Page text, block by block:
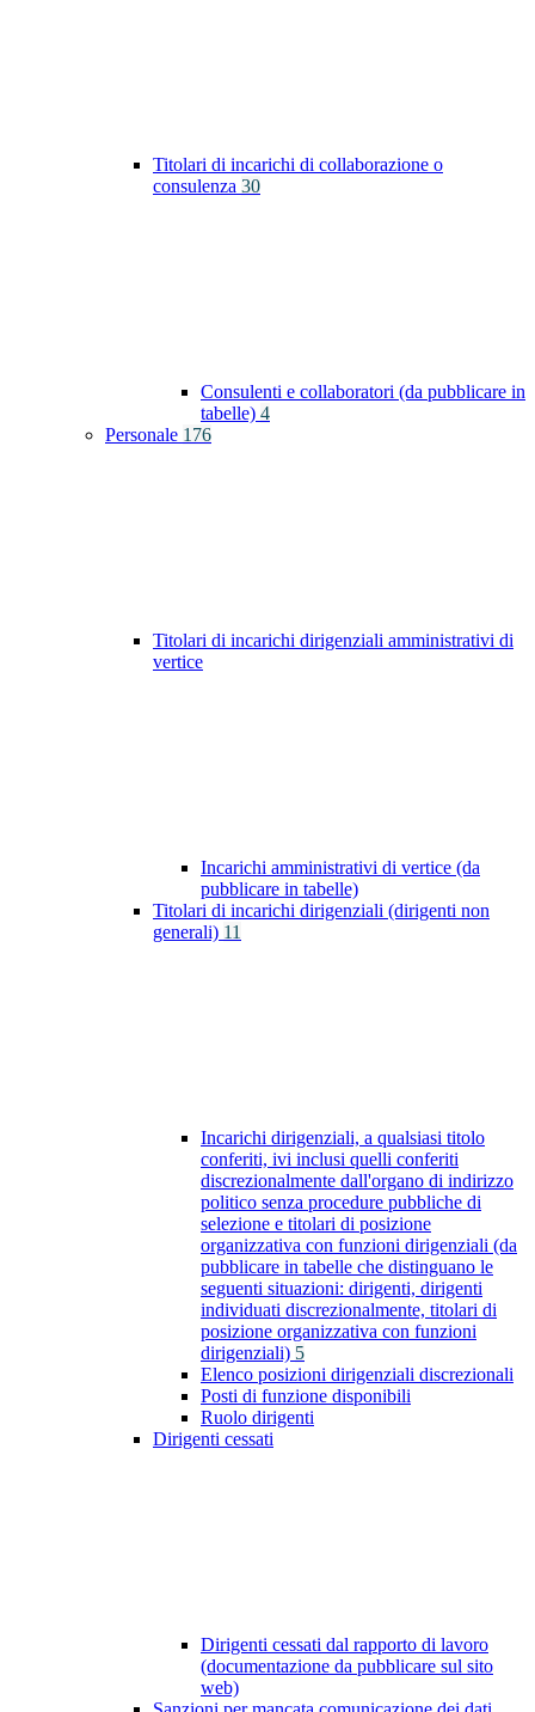
Titolari di incarichi di collaborazione o
consulenza 30
Consulenti e collaboratori (da pubblicare in
tabelle) 4
Personale 176
Titolari di incarichi dirigenziali amministrativi di
vertice
Incarichi amministrativi di vertice (da
pubblicare in tabelle)
Titolari di incarichi dirigenziali (dirigenti non
generali) 11
Incarichi dirigenziali, a qualsiasi titolo
conferiti, ivi inclusi quelli conferiti
discrezionalmente dall'organo di indirizzo
politico senza procedure pubbliche di
selezione e titolari di posizione
organizzativa con funzioni dirigenziali (da
pubblicare in tabelle che distinguano le
seguenti situazioni: dirigenti, dirigenti
individuati discrezionalmente, titolari di
posizione organizzativa con funzioni
dirigenziali) 5
Elenco posizioni dirigenziali discrezionali
Posti di funzione disponibili
Ruolo dirigenti
Dirigenti cessati
Dirigenti cessati dal rapporto di lavoro
(documentazione da pubblicare sul sito
web)